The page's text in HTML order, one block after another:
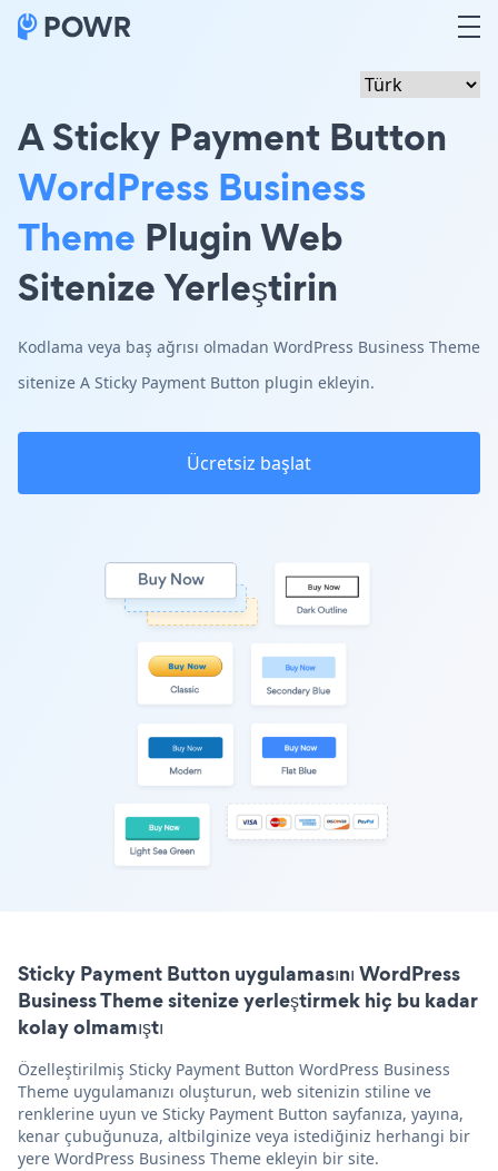
A Sticky Payment Button
WordPress Business
Theme Plugin Web
Sitenize Yerleştirin
Kodlama veya baş ağrısı olmadan WordPress Business Theme
sitenize A Sticky Payment Button plugin ekleyin.
Ücretsiz başlat
Sticky Payment Button uygulamasını WordPress
Business Theme sitenize yerleştirmek hiç bu kadar
kolay olmamıştı
Özelleştirilmiş Sticky Payment Button WordPress Business
Theme uygulamanızı oluşturun, web sitenizin stiline ve
renklerine uyun ve Sticky Payment Button sayfanıza, yayına,
kenar çubuğunuza, altbilginize veya istediğiniz herhangi bir
yere WordPress Business Theme ekleyin bir site.